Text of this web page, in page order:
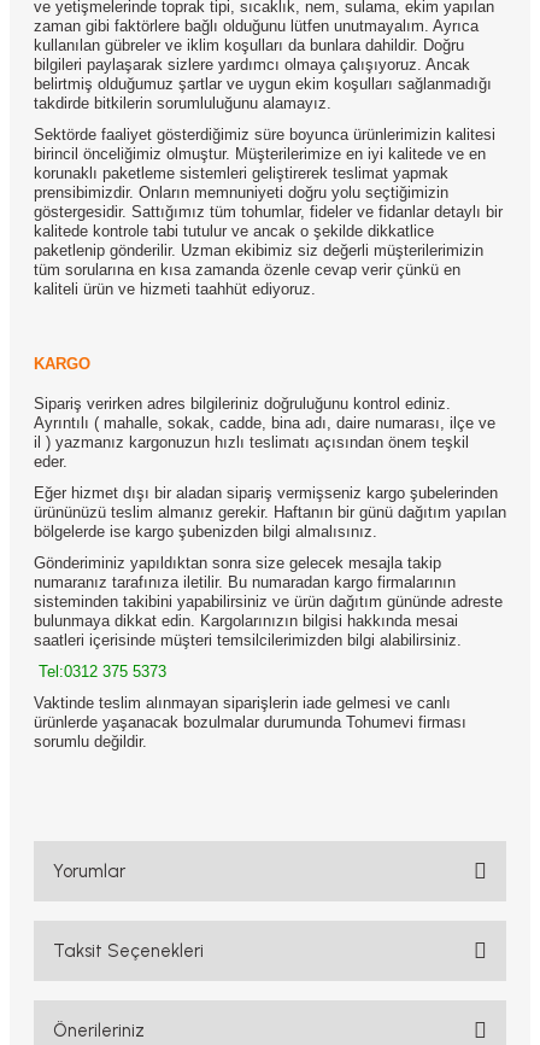
ve yetişmelerinde toprak tipi, sıcaklık, nem, sulama, ekim yapılan
zaman gibi faktörlere bağlı olduğunu lütfen unutmayalım. Ayrıca
kullanılan gübreler ve iklim koşulları da bunlara dahildir. Doğru
bilgileri paylaşarak sizlere yardımcı olmaya çalışıyoruz. Ancak
belirtmiş olduğumuz şartlar ve uygun ekim koşulları sağlanmadığı
takdirde bitkilerin sorumluluğunu alamayız.
Sektörde faaliyet gösterdiğimiz süre boyunca ürünlerimizin kalitesi
birincil önceliğimiz olmuştur. Müşterilerimize en iyi kalitede ve en
korunaklı paketleme sistemleri geliştirerek teslimat yapmak
prensibimizdir. Onların memnuniyeti doğru yolu seçtiğimizin
göstergesidir. Sattığımız tüm tohumlar, fideler ve fidanlar detaylı bir
kalitede kontrole tabi tutulur ve ancak o şekilde dikkatlice
paketlenip gönderilir. Uzman ekibimiz siz değerli müşterilerimizin
tüm sorularına en kısa zamanda özenle cevap verir çünkü en
kaliteli ürün ve hizmeti taahhüt ediyoruz.
KARGO
Sipariş verirken adres bilgileriniz doğruluğunu kontrol ediniz.
Ayrıntılı ( mahalle, sokak, cadde, bina adı, daire numarası, ilçe ve
il ) yazmanız kargonuzun hızlı teslimatı açısından önem teşkil
eder.
Eğer hizmet dışı bir aladan sipariş vermişseniz kargo şubelerinden
ürününüzü teslim almanız gerekir. Haftanın bir günü dağıtım yapılan
bölgelerde ise kargo şubenizden bilgi almalısınız.
Gönderiminiz yapıldıktan sonra size gelecek mesajla takip
numaranız tarafınıza iletilir. Bu numaradan kargo firmalarının
sisteminden takibini yapabilirsiniz ve ürün dağıtım gününde adreste
bulunmaya dikkat edin. Kargolarınızın bilgisi hakkında mesai
saatleri içerisinde müşteri temsilcilerimizden bilgi alabilirsiniz.
Tel:0312 375 5373
Vaktinde teslim alınmayan siparişlerin iade gelmesi ve canlı
ürünlerde yaşanacak bozulmalar durumunda Tohumevi firması
sorumlu değildir.
Yorumlar
Bu ürüne ilk yorumu siz yapın!
Taksit Seçenekleri
Önerileriniz